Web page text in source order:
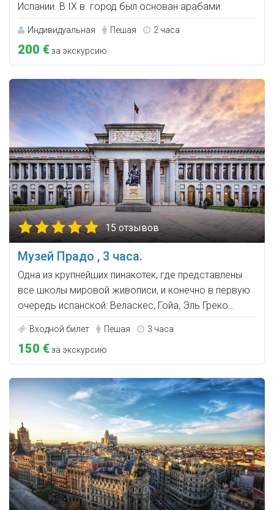
Испании. В IX в. город был основан арабами.
Индивидуальная Пешая 2 часа
200 €за экскурсию
15 отзывов
Музей Прадо , 3 часа.
Одна из крупнейших пинакотек, где представлены
все школы мировой живописи, и конечно в первую
очередь испанской: Веласкес, Гойа, Эль Греко…
Входной билет Пешая 3 часа
150 €за экскурсию